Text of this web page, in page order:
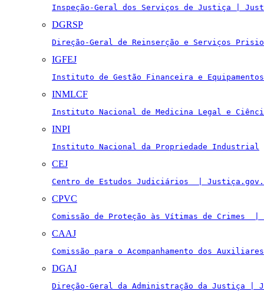
Inspeção-Geral dos Serviços de Justiça |
DGRSP
Direção-Geral de Reinserção e Serviços
IGFEJ
Instituto de Gestão Financeira e
INMLCF
Instituto Nacional de Medicina Legal e
INPI
Instituto Nacional da Propriedade Industrial
CEJ
Centro de Estudos Judiciários  |
CPVC
Comissão de Proteção às Vítimas de Crimes
CAAJ
Comissão para o Acompanhamento dos
DGAJ
Direção-Geral da Administração da Justiça |